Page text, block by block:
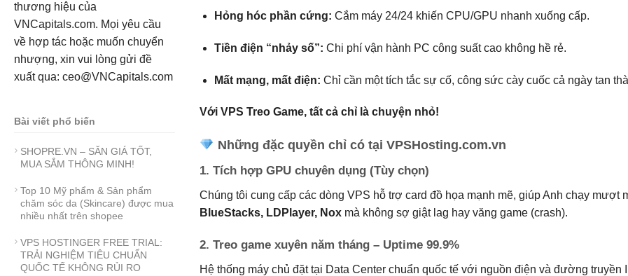
thương hiệu của
VNCapitals.com. Mọi yêu cầu
về hợp tác hoặc muốn chuyển
nhượng, xin vui lòng gửi đề
xuất qua: ceo@VNCapitals.com
Bài viết phổ biến
SHOPRE.VN – SĂN GIÁ TỐT,
MUA SẮM THÔNG MINH!
Top 10 Mỹ phẩm & Sản phẩm
chăm sóc da (Skincare) được mua
nhiều nhất trên shopee
VPS HOSTINGER FREE TRIAL:
TRẢI NGHIỆM TIÊU CHUẨN
QUỐC TẾ KHÔNG RỦI RO
Hỏng hóc phần cứng: Cắm máy 24/24 khiến CPU/GPU nhanh xuống cấp.
Tiền điện “nhảy số”: Chi phí vận hành PC công suất cao không hề rẻ.
Mất mạng, mất điện: Chỉ cần một tích tắc sự cố, công sức cày cuốc cả ngày tan
Với VPS Treo Game, tất cả chỉ là chuyện nhỏ!
Những đặc quyền chỉ có tại VPSHosting.com.vn
1. Tích hợp GPU chuyên dụng (Tùy chọn)
Chúng tôi cung cấp các dòng VPS hỗ trợ card đồ họa mạnh mẽ, giúp Anh chạy mượt
BlueStacks, LDPlayer, Nox mà không sợ giật lag hay văng game (crash).
2. Treo game xuyên năm tháng – Uptime 99.9%
Hệ thống máy chủ đặt tại Data Center chuẩn quốc tế với nguồn điện và đường truyền